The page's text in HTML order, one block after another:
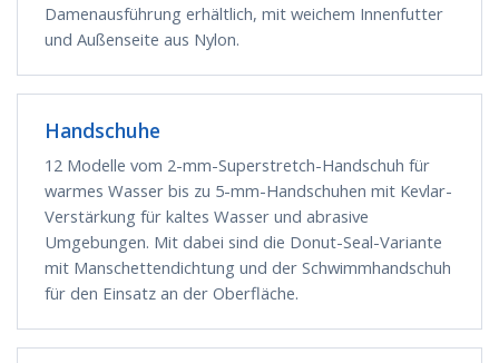
Damenausführung erhältlich, mit weichem Innenfutter
und Außenseite aus Nylon.
Handschuhe
12 Modelle vom 2-mm-Superstretch-Handschuh für
warmes Wasser bis zu 5-mm-Handschuhen mit Kevlar-
Verstärkung für kaltes Wasser und abrasive
Umgebungen. Mit dabei sind die Donut-Seal-Variante
mit Manschettendichtung und der Schwimmhandschuh
für den Einsatz an der Oberfläche.